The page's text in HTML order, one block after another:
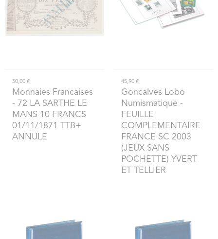
50,00 €
Monnaies Francaises
- 72 LA SARTHE LE
MANS 10 FRANCS
01/11/1871 TTB+
ANNULE
45,90 €
Goncalves Lobo
Numismatique -
FEUILLE
COMPLEMENTAIRE
FRANCE SC 2003
(JEUX SANS
POCHETTE) YVERT
ET TELLIER